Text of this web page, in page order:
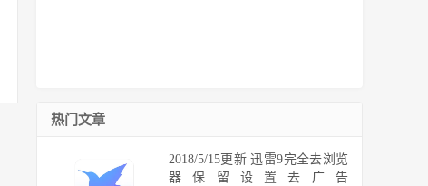
热门文章
2018/5/15更新 迅雷9完全去浏览
器保留设置去广告